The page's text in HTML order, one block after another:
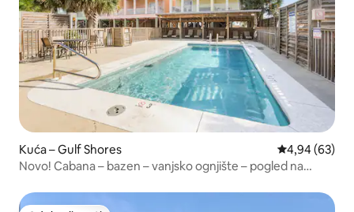
Kuća – Gulf Shores Prosječna
4,94 (63)
Novo! Cabana – bazen – vanjsko ognjište – pogled na